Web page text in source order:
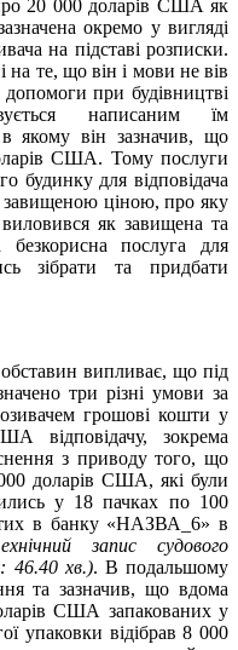
20 000 доларів США як
окремо у вигляді
на підставі розписки.
на те, що він і мови не вів
при будівництві
написаним їм
якому він зазначив, що
США. Тому послуги
будинку для відповідача
завищеною ціною, про яку
як завищена та
послуга для
зібрати та придбати
випливає, що під
три різні умови за
грошові кошти у
відповідачу, зокрема
з приводу того, що
доларів США, які були
у 18 пачках по 100
в банку «НАЗВА_6» в
запис судового
46.40 хв.). В подальшому
та зазначив, що вдома
США запакованих у
упаковки відібрав 8 000